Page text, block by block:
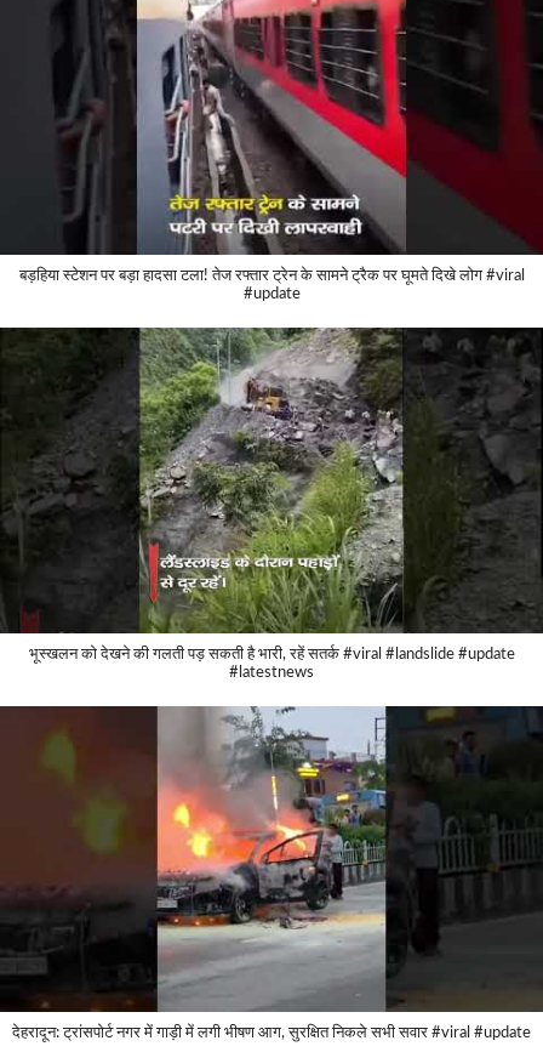
बड़हिया स्टेशन पर बड़ा हादसा टला! तेज रफ्तार ट्रेन के सामने ट्रैक पर घूमते दिखे लोग #viral
#update
भूस्खलन को देखने की गलती पड़ सकती है भारी, रहें सतर्क #viral #landslide #update
#latestnews
देहरादून: ट्रांसपोर्ट नगर में गाड़ी में लगी भीषण आग, सुरक्षित निकले सभी सवार #viral #update